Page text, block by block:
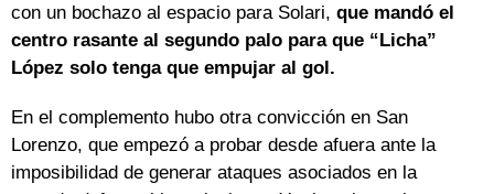
con un bochazo al espacio para Solari, que mandó el
centro rasante al segundo palo para que “Licha”
López solo tenga que empujar al gol.
En el complemento hubo otra convicción en San
Lorenzo, que empezó a probar desde afuera ante la
imposibilidad de generar ataques asociados en la